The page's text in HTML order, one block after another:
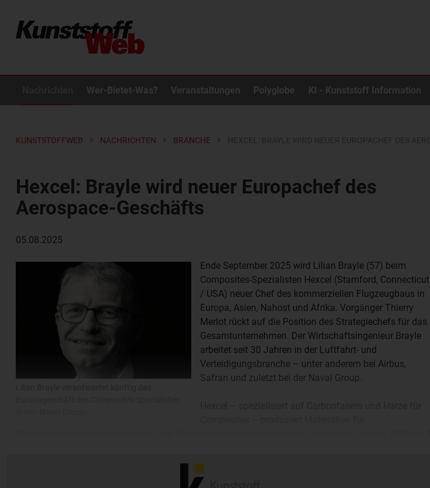
Wer-Bietet-Was? Veranstaltungen Polyglobe KI - Kunststoff Information
KUNSTSTOFFWEB NACHRICHTEN BRANCHE
Hexcel: Brayle wird neuer Europachef des
Aerospace-Geschäfts
05.08.2025
Ende September 2025 wird Lilian Brayle (57) beim
Composites-Spezialisten Hexcel (Stamford, Connecticut
/ USA) neuer Chef des kommerziellen Flugzeugbaus in
Europa, Asien, Nahost und Afrika. Vorgänger Thierry
Merlot rückt auf die Position des Strategiechefs für das
Gesamtunternehmen. Der Wirtschaftsingenieur Brayle
arbeitet seit 30 Jahren in der Luftfahrt- und
Verteidigungsbranche – unter anderem bei Airbus,
Safran und zuletzt bei der Naval Group.
Ebitda wurde mit 236 Mio USD beziffert.